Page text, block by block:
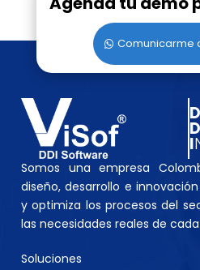
Comunicarme
D
D
I
Somos una empresa
diseño, desarrollo e
y optimiza los procesos del
las necesidades reales de
Soluciones